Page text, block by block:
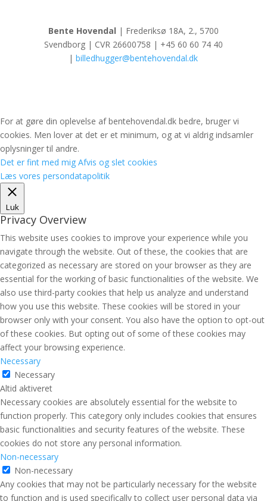
Bente Hovendal | Frederiksø 18A, 2., 5700
Svendborg | CVR 26600758 | +45 60 60 74 40
|billedhugger@bentehovendal.dk
For at gøre din oplevelse af bentehovendal.dk bedre, bruger vi
cookies. Men lover at det er et minimum, og at vi aldrig indsamler
oplysninger til andre.
Det er fint med mig Afvis og slet cookies
Læs vores persondatapolitik
Luk
Privacy Overview
This website uses cookies to improve your experience while you
navigate through the website. Out of these, the cookies that are
categorized as necessary are stored on your browser as they are
essential for the working of basic functionalities of the website. We
also use third-party cookies that help us analyze and understand
how you use this website. These cookies will be stored in your
browser only with your consent. You also have the option to opt-out
of these cookies. But opting out of some of these cookies may
affect your browsing experience.
Necessary
Necessary
Altid aktiveret
Necessary cookies are absolutely essential for the website to
function properly. This category only includes cookies that ensures
basic functionalities and security features of the website. These
cookies do not store any personal information.
Non-necessary
Non-necessary
Any cookies that may not be particularly necessary for the website
to function and is used specifically to collect user personal data via